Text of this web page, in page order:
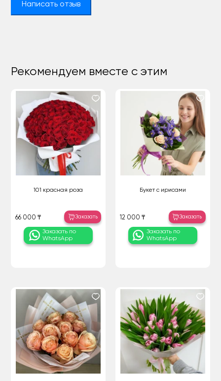
Написать отзыв
Рекомендуем вместе с этим
101 красная роза
66 000 ₸ Заказать
Заказать по
WhatsApp
Букет с ирисами
12 000 ₸ Заказать
Заказать по
WhatsApp